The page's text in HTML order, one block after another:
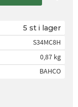
5 st i lager
S34MC8H
0,87 kg
BAHCO